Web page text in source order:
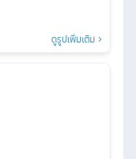
ดูรูปเพิ่มเติม